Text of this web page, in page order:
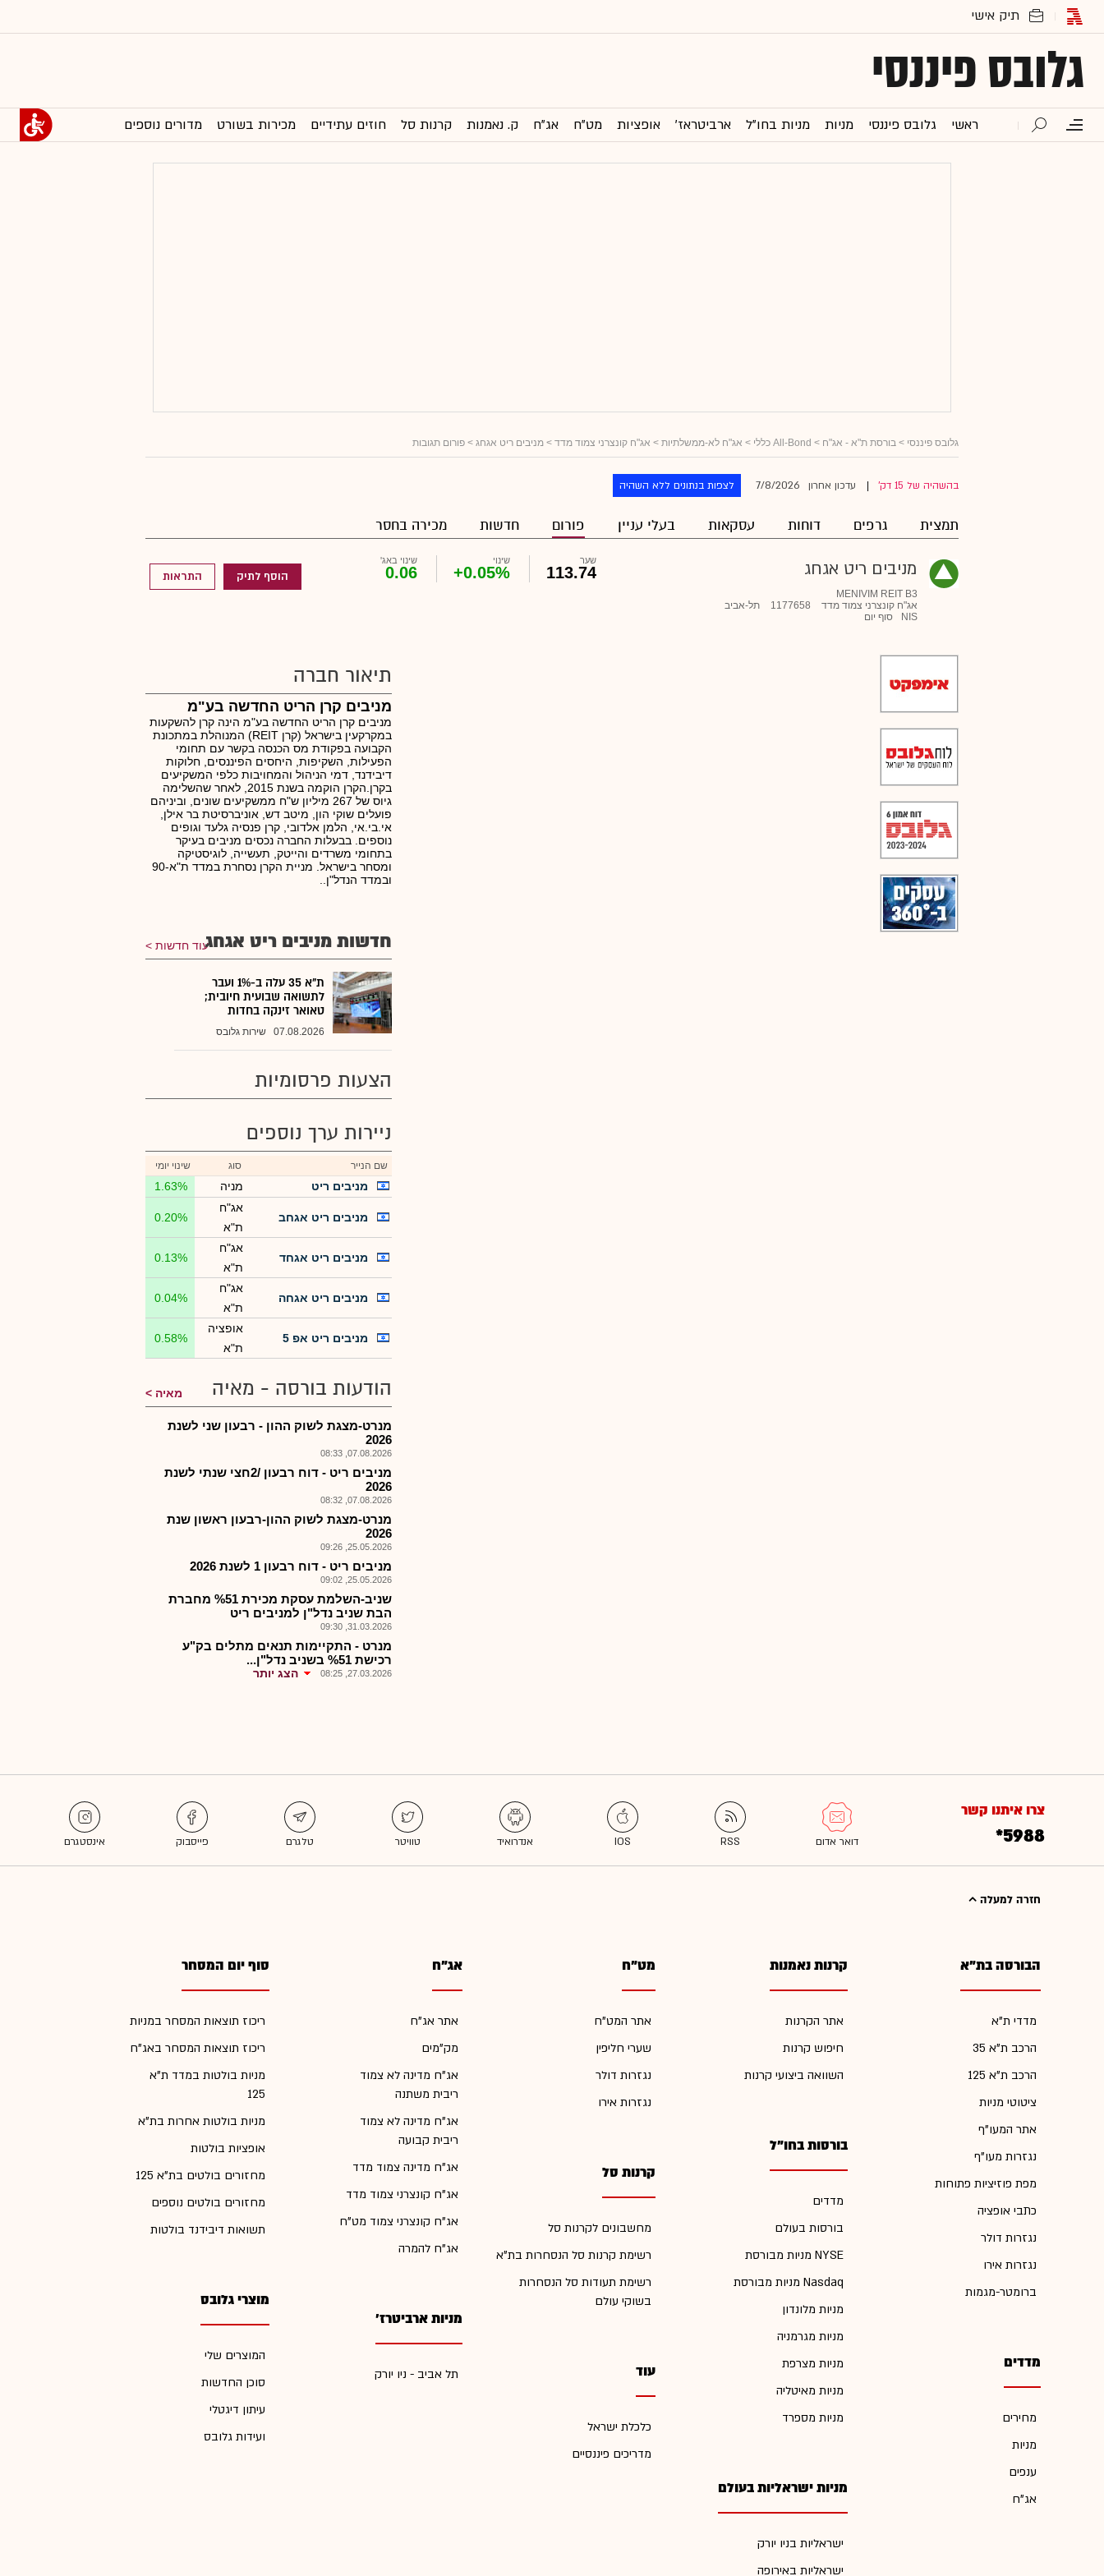
גלובס פיננסי
ראשי גלובס פיננסי מניות מניות בחו"ל ארביטראז' אופציות מט"ח אג"ח ק. נאמנות קרנות סל חוזים עתידיים מכירות בשורט מדורים נוספים
גלובס פיננסי > בורסת ת"א - אג"ח > All-Bond כללי > אג"ח לא-ממשלתיות > אג"ח קונצרני צמוד מדד > מניבים ריט אגחג > פורום תגובות
בהשהיה של 15 דק' עדכון אחרון 7/8/2026 לצפות בנתונים ללא השהיה
תמצית גרפים דוחות עסקאות בעלי עניין פורום חדשות מכירה בחסר
מניבים ריט אגחג
MENIVIM REIT B3
אג"ח קונצרני צמוד מדד
1177658
תל-אביב
NIS
סוף יום
שער
113.74
שינוי
+0.05%
שינוי באג'
0.06 הוסף לתיק התראות
תיאור חברה
מניבים קרן הריט החדשה בע"מ
מניבים קרן הריט החדשה בע"מ הינה קרן להשקעות
במקרקעין בישראל (קרן REIT) המנוהלת במתכונת
הקבועה בפקודת מס הכנסה בקשר עם תחומי
הפעילות, השקיפות, היחסים הפיננסים, חלוקות
דיבידנד, דמי הניהול והמחויבות כלפי המשקיעים
בקרן.הקרן הוקמה בשנת 2015, לאחר שהשלימה
גיוס של 267 מיליון ש"ח ממשקיעים שונים, וביניהם
פועלים שוקי הון, מיטב דש, אוניברסיטת בר אילן,
אי.בי.אי, הלמן אלדובי, קרן פנסיה גלעד וגופים
נוספים. בבעלות החברה נכסים מניבים בעיקר
בתחומי משרדים והייטק, תעשייה, לוגיסטיקה
ומסחר בישראל. מניית הקרן נסחרת במדד ת"א-90
ובמדד הנדל"ן..
חדשות מניבים ריט אגחגעוד חדשות
ת"א 35 עלה ב-1% ועבר
לתשואה שבועית חיובית;
טאואר זינקה בחדות
07.08.2026 שירות גלובס
הצעות פרסומיות
ניירות ערך נוספים
שם הנייר סוג שינוי יומי
מניבים ריט מניה 1.63%
מניבים ריט אגחב
אג"ח
ת"א
0.20%
מניבים ריט אגחד
אג"ח
ת"א
0.13%
מניבים ריט אגחה
אג"ח
ת"א
0.04%
מניבים ריט אפ 5
אופציה
ת"א
0.58%
הודעות בורסה - מאיה מאיה
מנרט-מצגת לשוק ההון - רבעון שני לשנת
2026
07.08.2026, 08:33
מניבים ריט - דוח רבעון /2חצי שנתי לשנת
2026
07.08.2026, 08:32
מנרט-מצגת לשוק ההון-רבעון ראשון שנת
2026
25.05.2026, 09:26
מניבים ריט - דוח רבעון 1 לשנת 2026
25.05.2026, 09:02
שניב-השלמת עסקת מכירת %51 מחברת
הבת שניב נדל"ן למניבים ריט
31.03.2026, 09:30
מנרט - התקיימות תנאים מתלים בק"ע
רכישת %51 בשניב נדל"ן...
27.03.2026, 08:25 הצג יותר
צרו איתנו קשר
*5988
חזרה למעלה
הבורסה בת"א
מדדי ת"א
הרכב ת"א 35
הרכב ת"א 125
ציטוטי מניות
אתר המעו"ף
נגזרות מעו"ף
מפת פוזיציות פתוחות
כתבי אופציה
נגזרות דולר
נגזרות אירו
ברומטר-מגמות
מדדים
מחירים
מניות
ענפים
אג"ח
קרנות נאמנות
אתר הקרנות
חיפוש קרנות
השוואה ביצועי קרנות
בורסות בחו"ל
מדדים
בורסות בעולם
מניות מבורסת NYSE
מניות מבורסת Nasdaq
מניות מלונדון
מניות מגרמניה
מניות מצרפת
מניות מאיטליה
מניות מספרד
מניות ישראליות בעולם
ישראליות בניו יורק
ישראליות באירופה
מט"ח
אתר המט"ח
שערי חליפין
נגזרות דולר
נגזרות אירו
קרנות סל
מחשבונים לקרנות סל
רשימת קרנות סל הנסחרות בת"א
רשימת תעודות סל הנסחרות
בשוקי עולם
עוד
כלכלת ישראל
מדריכים פיננסיים
אג"ח
אתר אג"ח
מק"מים
אג"ח מדינה לא צמוד
ריבית משתנה
אג"ח מדינה לא צמוד
ריבית קבועה
אג"ח מדינה צמוד מדד
אג"ח קונצרני צמוד מדד
אג"ח קונצרני צמוד מט"ח
אג"ח להמרה
מניות ארביטרז'
תל אביב - ניו יורק
סוף יום המסחר
ריכוז תוצאות המסחר במניות
ריכוז תוצאות המסחר באג"ח
מניות בולטות במדד ת"א
125
מניות בולטות אחרות בת"א
אופציות בולטות
מחזורים בולטים בת"א 125
מחזורים בולטים נוספים
תשואות דיבידנד בולטות
מוצרי גלובס
המוצרים שלי
סוכן החדשות
עיתון דיגטלי
ועידות גלובס